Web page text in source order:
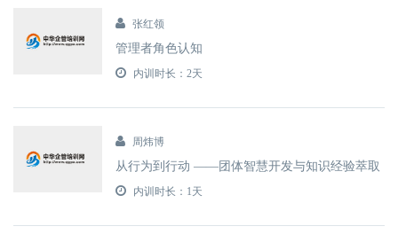
张红领
管理者角色认知
内训时长：2天
周炜博
从行为到行动 ——团体智慧开发与知识经验萃取
内训时长：1天